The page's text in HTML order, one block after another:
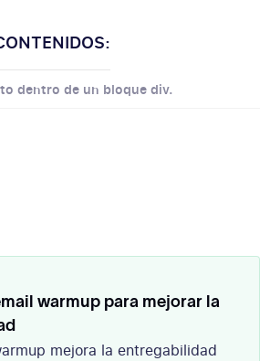
warmup para mejorar la
mejora la entregabilidad
dentro de un bloque div.